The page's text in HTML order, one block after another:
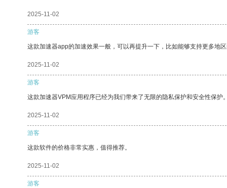
2025-11-02
游客
这款加速器app的加速效果一般，可以再提升一下，比如能够支持更多地
2025-11-02
游客
这款加速器VPM应用程序已经为我们带来了无限的隐私保护和安全性保护
2025-11-02
游客
这款软件的价格非常实惠，值得推荐。
2025-11-02
游客